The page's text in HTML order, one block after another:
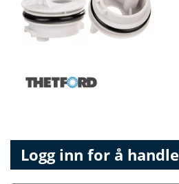
Logg inn for å handle